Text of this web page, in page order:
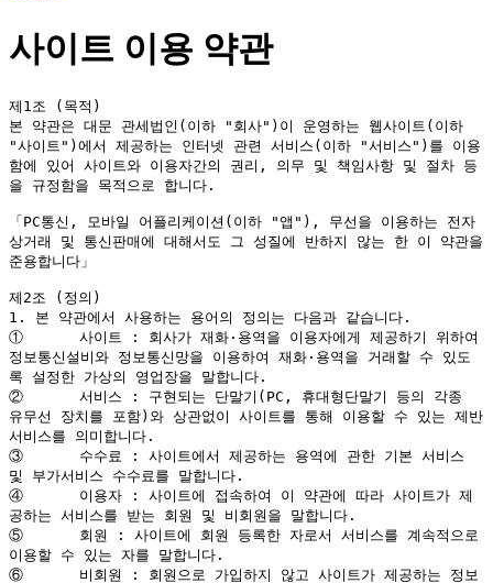
사이트 이용 약관
제1조 (목적)
본 약관은 대문 관세법인(이하 "회사")이 운영하는 웹사이트(이하
"사이트")에서 제공하는 인터넷 관련 서비스(이하 "서비스")를 이용
함에 있어 사이트와 이용자간의 권리, 의무 및 책임사항 및 절차 등
을 규정함을 목적으로 합니다.
「PC통신, 모바일 어플리케이션(이하 "앱"), 무선을 이용하는 전자
상거래 및 통신판매에 대해서도 그 성질에 반하지 않는 한 이 약관을
준용합니다」
제2조 (정의)
1. 본 약관에서 사용하는 용어의 정의는 다음과 같습니다.
①	사이트 : 회사가 재화·용역을 이용자에게 제공하기 위하여
정보통신설비와 정보통신망을 이용하여 재화·용역을 거래할 수 있도
록 설정한 가상의 영업장을 말합니다.
②	서비스 : 구현되는 단말기(PC, 휴대형단말기 등의 각종
유무선 장치를 포함)와 상관없이 사이트를 통해 이용할 수 있는 제반
서비스를 의미합니다.
③	수수료 : 사이트에서 제공하는 용역에 관한 기본 서비스
및 부가서비스 수수료를 말합니다.
④	이용자 : 사이트에 접속하여 이 약관에 따라 사이트가 제
공하는 서비스를 받는 회원 및 비회원을 말합니다.
⑤	회원 : 사이트에 회원 등록한 자로서 서비스를 계속적으로
이용할 수 있는 자를 말합니다.
⑥	비회원 : 회원으로 가입하지 않고 사이트가 제공하는 정보